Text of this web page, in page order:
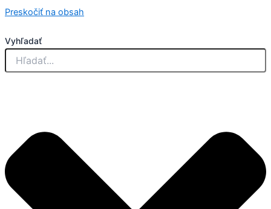
Preskočiť na obsah
Vyhľadať